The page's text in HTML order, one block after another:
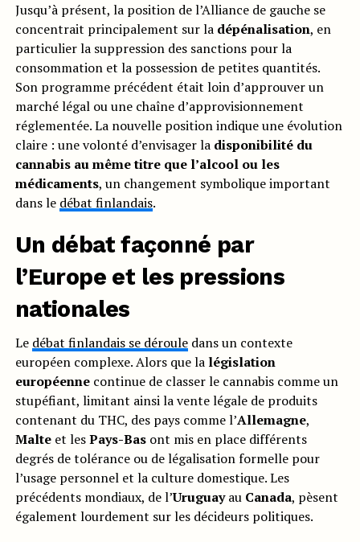
Jusqu’à présent, la position de l’Alliance de gauche se
concentrait principalement sur la dépénalisation, en
particulier la suppression des sanctions pour la
consommation et la possession de petites quantités.
Son programme précédent était loin d’approuver un
marché légal ou une chaîne d’approvisionnement
réglementée. La nouvelle position indique une évolution
claire : une volonté d’envisager la disponibilité du
cannabis au même titre que l’alcool ou les
médicaments, un changement symbolique important
dans le débat finlandais.
Un débat façonné par
l’Europe et les pressions
nationales
Le débat finlandais se dérouledans un contexte
européen complexe. Alors que la législation
européennecontinue de classer le cannabis comme un
stupéfiant, limitant ainsi la vente légale de produits
contenant du THC, des pays comme l’Allemagne,
Malteet lesPays-Basont mis en place différents
degrés de tolérance ou de légalisation formelle pour
l’usage personnel et la culture domestique. Les
précédents mondiaux, de l’Uruguayau Canada, pèsent
également lourdement sur les décideurs politiques.